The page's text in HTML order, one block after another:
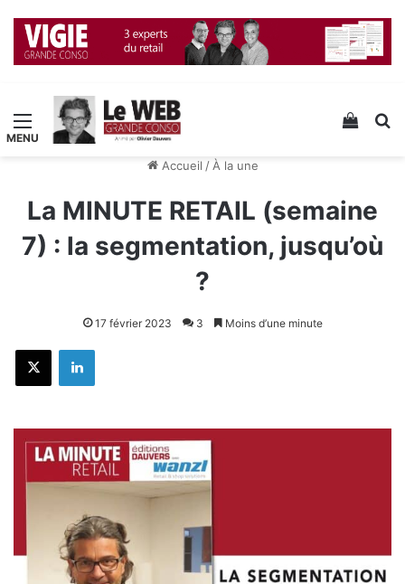
Menu Voir
Accueil / À la une
La MINUTE RETAIL (semaine
7) : la segmentation, jusqu’où
?
17 février 2023 3 Moins d’une minute
X Linkedin